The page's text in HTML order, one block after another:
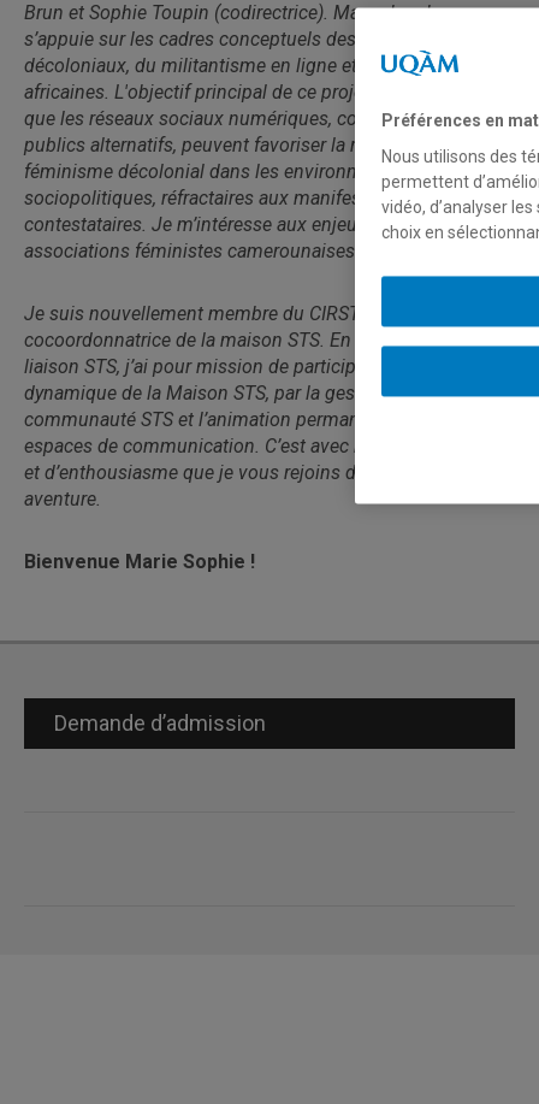
Brun et Sophie Toupin (codirectrice). Ma recherche
s’appuie sur les cadres conceptuels des féminismes
décoloniaux, du militantisme en ligne et des études
africaines. L'objectif principal de ce projet est de montrer
que les réseaux sociaux numériques, comme espaces
publics alternatifs, peuvent favoriser la résurgence d’un
féminisme décolonial dans les environnements
sociopolitiques, réfractaires aux manifestations publiques
contestataires. Je m’intéresse aux enjeux particuliers des
associations féministes camerounaises.
Je suis nouvellement membre du CIRST et
cocoordonnatrice de la maison STS. En tant qu’agente de
liaison STS, j’ai pour mission de participer activement à la
dynamique de la Maison STS, par la gestion de la
communauté STS et l’animation permanente des différents
espaces de communication. C’est avec beaucoup d’intérêt
et d’enthousiasme que je vous rejoins dans cette belle
aventure.
Bienvenue Marie Sophie !
Demande d’admission
Préférences en
Nous utilisons des
permettent
vidéo, d’analyser
choix en